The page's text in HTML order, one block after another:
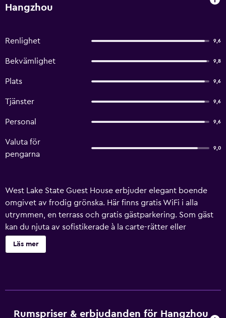
Hangzhou
Renlighet 9,6
Bekvämlighet 9,8
Plats 9,6
Tjänster 9,6
Personal 9,6
Valuta för
pengarna
9,0
West Lake State Guest House erbjuder elegant boende
omgivet av frodig grönska. Här finns gratis WiFi i alla
utrymmen, en terrass och gratis gästparkering. Som gäst
kan du njuta av sofistikerade à la carte-rätter eller
varierade buffémåltider på hotellets restaurang.West Lake
State Guest House var det officiellt utvalda hotell, där de
betydelse. West Lake State Guest House har ett bekvämt
Läs mer
Rumspriser & erbjudanden för Hangzhou